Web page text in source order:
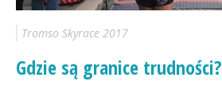
Tromso Skyrace 2017
Gdzie są granice trudności?